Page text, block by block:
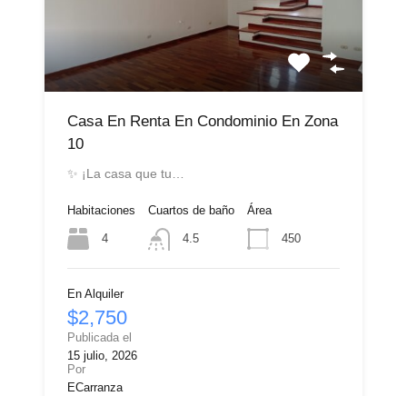
Casa En Renta En Condominio En Zona
10
✨ ¡La casa que tu…
Habitaciones
4
Cuartos de baño
4.5
Área
450
En Alquiler
$2,750
Publicada el
15 julio, 2026
Por
ECarranza